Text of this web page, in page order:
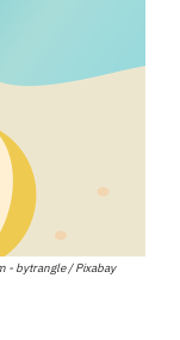
- bytrangle / Pixabay